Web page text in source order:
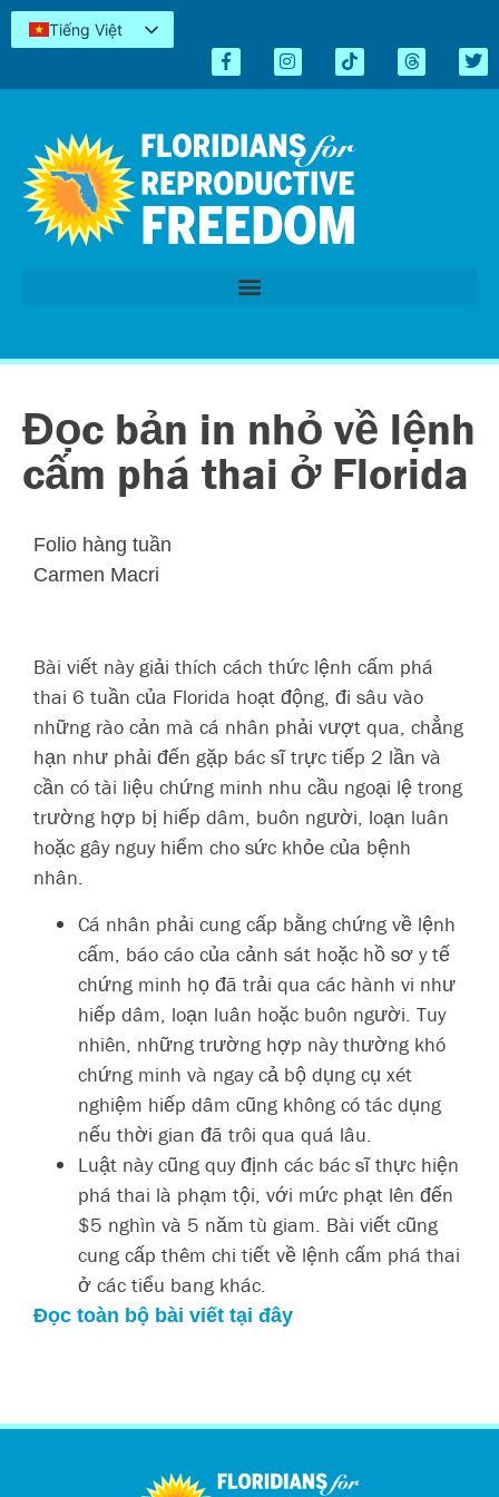
Tiếng Việt
Español
简体中文
العربية
اردو
Đọc bản in nhỏ về lệnh
cấm phá thai ở Florida
Folio hàng tuần
Carmen Macri
Bài viết này giải thích cách thức lệnh cấm phá
thai 6 tuần của Florida hoạt động, đi sâu vào
những rào cản mà cá nhân phải vượt qua, chẳng
hạn như phải đến gặp bác sĩ trực tiếp 2 lần và
cần có tài liệu chứng minh nhu cầu ngoại lệ trong
trường hợp bị hiếp dâm, buôn người, loạn luân
hoặc gây nguy hiểm cho sức khỏe của bệnh
nhân.
Cá nhân phải cung cấp bằng chứng về lệnh
cấm, báo cáo của cảnh sát hoặc hồ sơ y tế
chứng minh họ đã trải qua các hành vi như
hiếp dâm, loạn luân hoặc buôn người. Tuy
nhiên, những trường hợp này thường khó
chứng minh và ngay cả bộ dụng cụ xét
nghiệm hiếp dâm cũng không có tác dụng
nếu thời gian đã trôi qua quá lâu.
Luật này cũng quy định các bác sĩ thực hiện
phá thai là phạm tội, với mức phạt lên đến
$5 nghìn và 5 năm tù giam. Bài viết cũng
cung cấp thêm chi tiết về lệnh cấm phá thai
ở các tiểu bang khác.
Đọc toàn bộ bài viết tại đây